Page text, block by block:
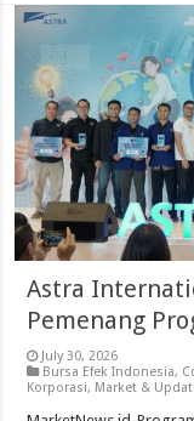
Astra
Pemenang
July 30, 2026
Bursa Efek Indonesia,
Korporasi, Market &